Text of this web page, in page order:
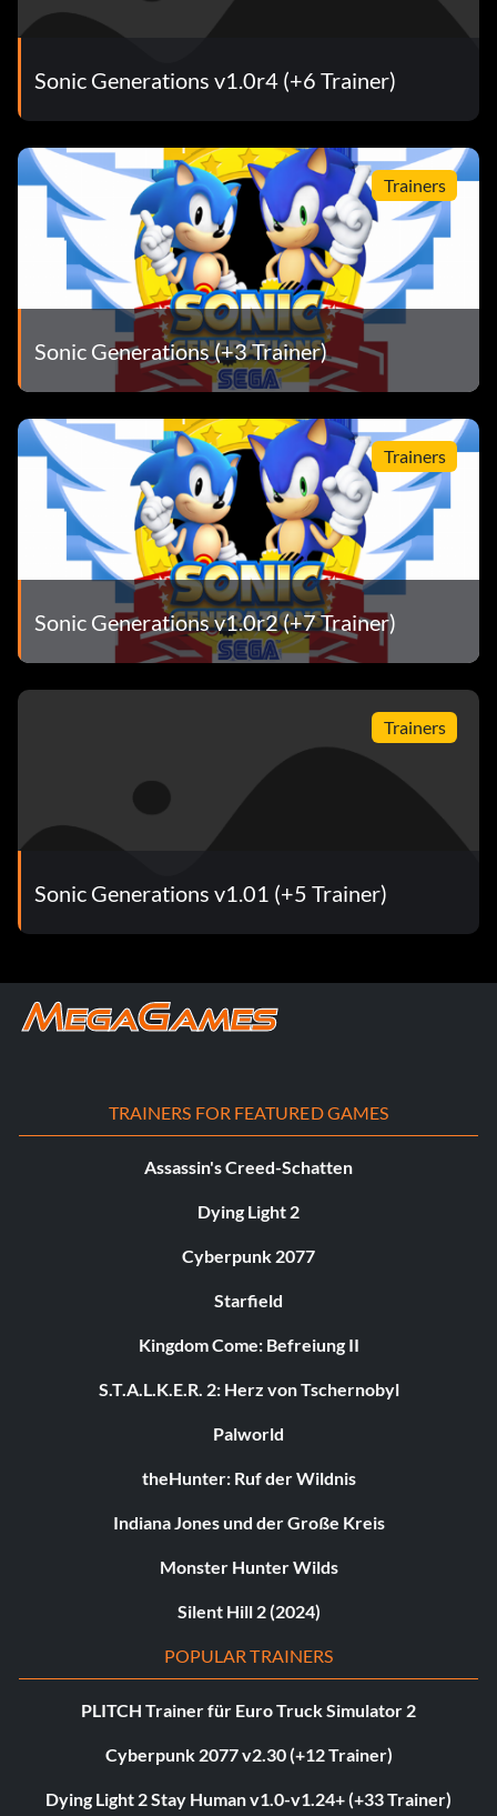
Sonic Generations v1.0r4 (+6 Trainer)
Trainers
Sonic Generations (+3 Trainer)
Trainers
Sonic Generations v1.0r2 (+7 Trainer)
Trainers
Sonic Generations v1.01 (+5 Trainer)
TRAINERS FOR FEATURED GAMES
Assassin's Creed-Schatten
Dying Light 2
Cyberpunk 2077
Starfield
Kingdom Come: Befreiung II
S.T.A.L.K.E.R. 2: Herz von Tschernobyl
Palworld
theHunter: Ruf der Wildnis
Indiana Jones und der Große Kreis
Monster Hunter Wilds
Silent Hill 2 (2024)
POPULAR TRAINERS
PLITCH Trainer für Euro Truck Simulator 2
Cyberpunk 2077 v2.30 (+12 Trainer)
Dying Light 2 Stay Human v1.0-v1.24+ (+33 Trainer)